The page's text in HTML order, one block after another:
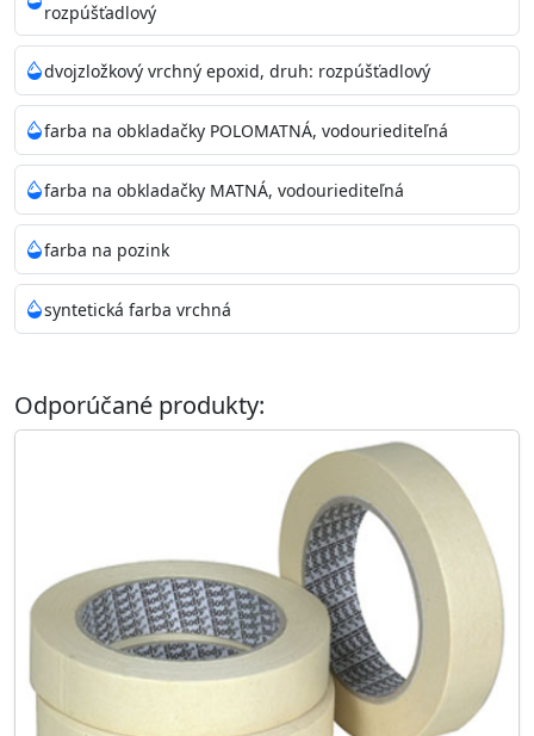
rozpúšťadlový
dvojzložkový vrchný epoxid, druh: rozpúšťadlový
farba na obkladačky POLOMATNÁ, vodouriediteľná
farba na obkladačky MATNÁ, vodouriediteľná
farba na pozink
syntetická farba vrchná
Odporúčané produkty: